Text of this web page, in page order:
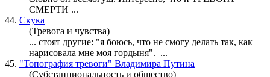
СМЕРТИ ...
44. Скука
(Тревога и чувства)
... стоят другие: "я боюсь, что не смогу делать так, как
нарисовала мне моя гордыня". ...
45. "Топография тревоги" Владимира Путина
(Субстанциональность и общество)